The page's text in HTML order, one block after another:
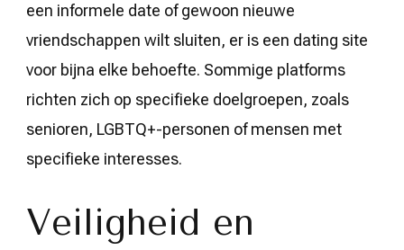
een informele date of gewoon nieuwe
vriendschappen wilt sluiten, er is een dating site
voor bijna elke behoefte. Sommige platforms
richten zich op specifieke doelgroepen, zoals
senioren, LGBTQ+-personen of mensen met
specifieke interesses.
Veiligheid en